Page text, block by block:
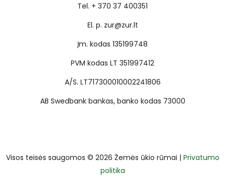
Tel. + 370 37 400351
El. p. zur@zur.lt
Įm. kodas 135199748
PVM kodas LT 351997412
A/S. LT717300010002241806
AB Swedbank bankas, banko kodas 73000
Visos teisės saugomos © 2026 Žemės ūkio rūmai | Privatumo
politika